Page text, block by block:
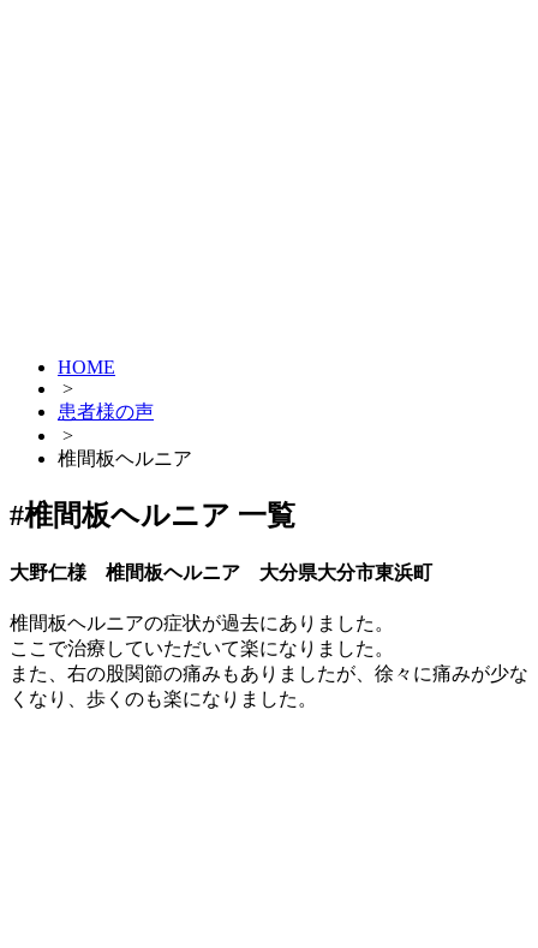
HOME
>
患者様の声
>
椎間板ヘルニア
#椎間板ヘルニア 一覧
大野仁様 椎間板ヘルニア 大分県大分市東浜町
椎間板ヘルニアの症状が過去にありました。
ここで治療していただいて楽になりました。
また、右の股関節の痛みもありましたが、徐々に痛みが少な
くなり、歩くのも楽になりました。